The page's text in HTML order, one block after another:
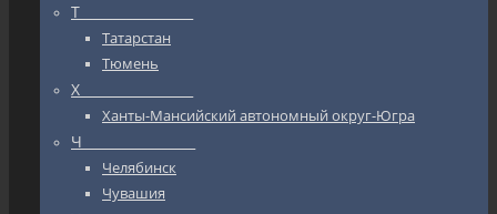
Т_________________
Татарстан
Тюмень
Х_________________
Ханты-Мансийский автономный округ-Югра
Ч_________________
Челябинск
Чувашия